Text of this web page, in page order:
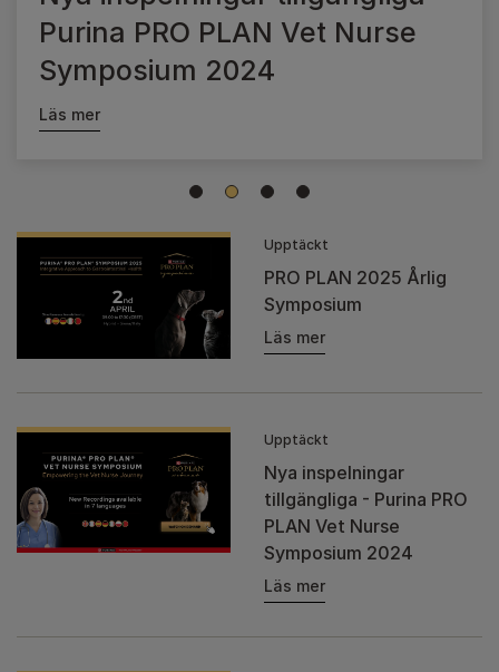
Purina PRO PLAN Vet Nurse
Symposium 2024
Läs mer
1 2 3 4
Upptäckt
PRO PLAN 2025 Årlig
Symposium
Läs mer
Upptäckt
Nya inspelningar
tillgängliga - Purina PRO
PLAN Vet Nurse
Symposium 2024
Läs mer